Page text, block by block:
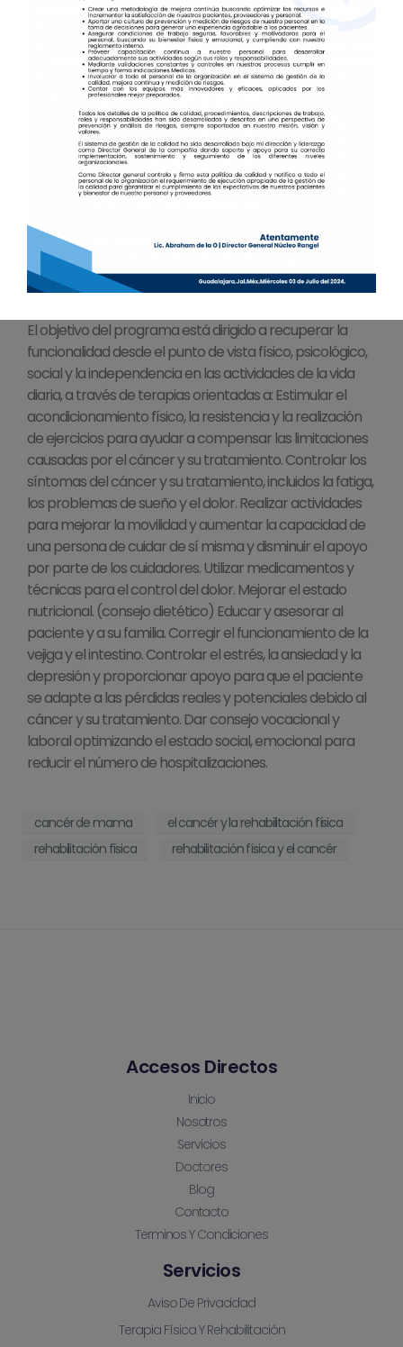
cuando reciben terapia contra el cáncer, pueden
presentar problemas físicos, de discapacidad,
psicológicos, sociales que afectan su calidad de vida.
¿En qué consiste el Programa de
rehabilitación del cáncer?
El Programa de rehabilitación del cáncer es diseñado
por el médico especialista en rehabilitación, de forma
individualizada para atender las necesidades de cada
paciente, dependiendo del tipo de cáncer, del
tratamiento y de las deficiencias y discapacidades que
presente. La participación activa del paciente y su
familia es importante para el éxito del programa.
¿Cuál es el objetivo del
Programa de rehabilitación del
El objetivo del programa está dirigido a recuperar la
funcionalidad desde el punto de vista físico, psicológico,
social y la independencia en las actividades de la vida
diaria, a través de terapias orientadas a: Estimular el
acondicionamiento físico, la resistencia y la realización
de ejercicios para ayudar a compensar las limitaciones
causadas por el cáncer y su tratamiento. Controlar los
síntomas del cáncer y su tratamiento, incluidos la fatiga,
los problemas de sueño y el dolor. Realizar actividades
para mejorar la movilidad y aumentar la capacidad de
una persona de cuidar de sí misma y disminuir el apoyo
por parte de los cuidadores. Utilizar medicamentos y
técnicas para el control del dolor. Mejorar el estado
nutricional. (consejo dietético) Educar y asesorar al
paciente y a su familia. Corregir el funcionamiento de la
vejiga y el intestino. Controlar el estrés, la ansiedad y la
depresión y proporcionar apoyo para que el paciente
se adapte a las pérdidas reales y potenciales debido al
cáncer y su tratamiento. Dar consejo vocacional y
laboral optimizando el estado social, emocional para
reducir el número de hospitalizaciones.
cancér de mama
el cancér y la rehabilitación física
rehabilitación física
rehabilitación física y el cancér
Accesos Directos
Inicio
Nosotros
Servicios
Doctores
Blog
Contacto
Terminos Y Condiciones
Servicios
Aviso De Privacidad
Terapia Física Y Rehabilitación